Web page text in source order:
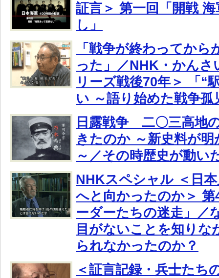
証言＞ 第一回「開戦
し」
「戦争が終わってから
った」／NHK・かんさ
リーズ戦後70年＞ 「“
い ～語り始めた戦争孤
日露戦争 二〇三高地
きたのか ～新史料が
～／その時歴史が動い
NHKスペシャル ＜日
へと向かったのか＞ 第
ーダーたちの迷走」／
目がないことを知りな
られなかったのか？
＜証言記録・兵士たち